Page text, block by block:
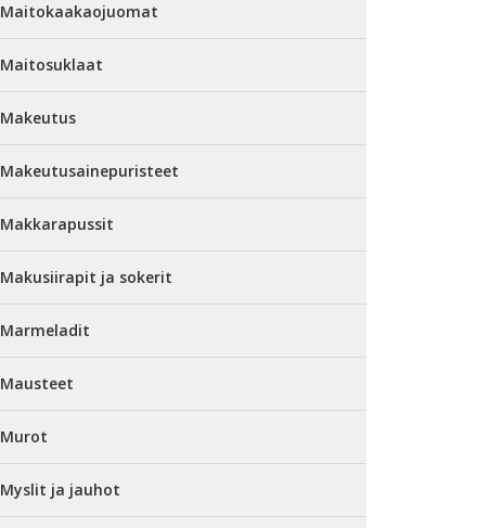
Maitokaakaojuomat
Maitosuklaat
Makeutus
Makeutusainepuristeet
Makkarapussit
Makusiirapit ja sokerit
Marmeladit
Mausteet
Murot
Myslit ja jauhot